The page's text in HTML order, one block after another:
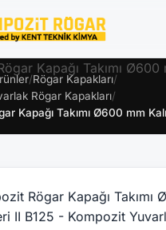
/Rögar Kapakları/
Rögar Kapakları/
Kapağı Takımı Ø600 mm